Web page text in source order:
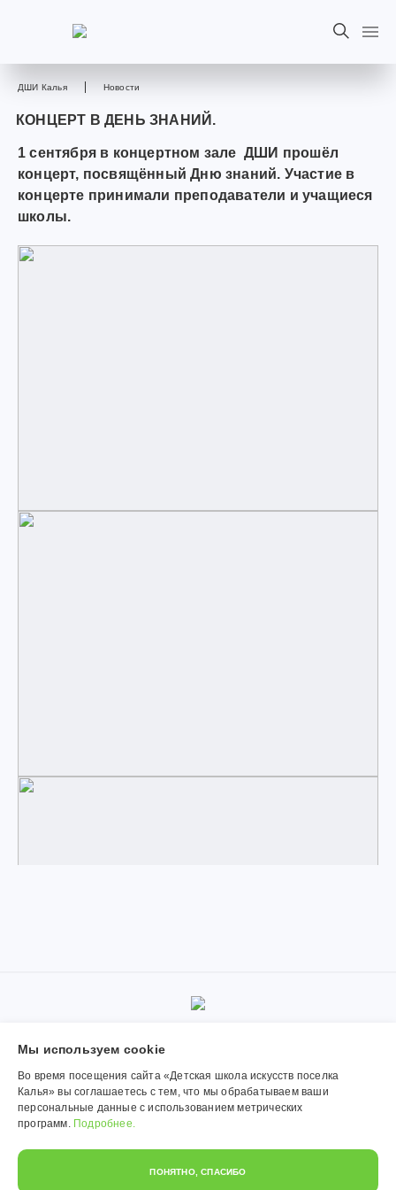
ДШИ Калья Новости
КОНЦЕРТ В ДЕНЬ ЗНАНИЙ.
1 сентября в концертном зале ДШИ прошёл
концерт, посвящённый Дню знаний. Участие в
концерте принимали преподаватели и учащиеся
школы.
© 2019-2026, Муниципальное автономное учреждение
дополнительного образования «Детская школа искусств поселка
Калья». Использование материалов сайта согласуется с
администрацией учреждения.
Обработка персональных данных
Мы используем сookie
Во время посещения сайта «Детская школа искусств поселка
Калья» вы соглашаетесь с тем, что мы обрабатываем ваши
персональные данные с использованием метрических
программ. Подробнее.
ПОНЯТНО, СПАСИБО